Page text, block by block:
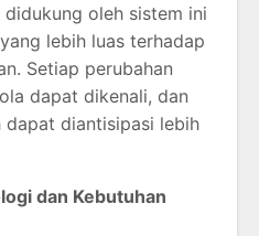
oleh sistem ini
lebih luas terhadap
Setiap perubahan
dapat dikenali, dan
dapat diantisipasi lebih
dan Kebutuhan